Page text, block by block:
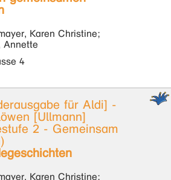
Karen Christine;
Annette
4
für Aldi] -
[Ullmann]
2 - Gemeinsam
Karen Christine;